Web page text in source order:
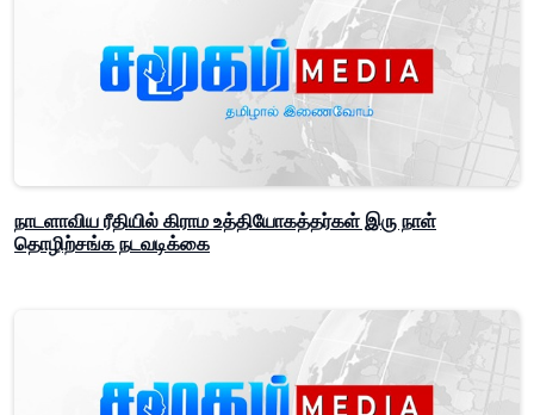
நாடளாவிய ரீதியில் கிராம உத்தியோகத்தர்கள் இரு நாள்
தொழிற்சங்க நடவடிக்கை